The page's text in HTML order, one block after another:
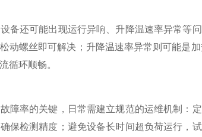
还可能出现运行异响、升降温速率异常等
动螺丝即可解决；升降温速率异常则可能是
循环顺畅。
率的关键，日常需建立规范的运维机制：
保检测精度；避免设备长时间超负荷运行，